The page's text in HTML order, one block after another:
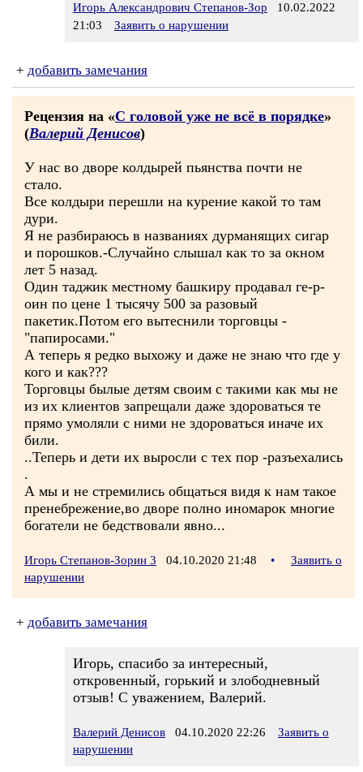
Игорь Александрович Степанов-Зор 10.02.2022
21:03
Заявить о нарушении
+ добавить замечания
Рецензия на «С головой уже не всё в порядке»
(Валерий Денисов)
У нас во дворе колдырей пьянства почти не
стало.
Все колдыри перешли на курение какой то там
дури.
Я не разбираюсь в названиях дурманящих сигар
и порошков.-Случайно слышал как то за окном
лет 5 назад.
Один таджик местному башкиру продавал ге-р-
оин по цене 1 тысячу 500 за разовый
пакетик.Потом его вытеснили торговцы -
"папиросами."
А теперь я редко выхожу и даже не знаю что где у
кого и как???
Торговцы былые детям своим с такими как мы не
из их клиентов запрещали даже здороваться те
прямо умоляли с ними не здороваться иначе их
били.
..Теперь и дети их выросли с тех пор -разъехались
.
А мы и не стремились общаться видя к нам такое
пренебрежение,во дворе полно иномарок многие
богатели не бедствовали явно...
Игорь Степанов-Зорин 3 04.10.2020 21:48 •
Заявить о
нарушении
+ добавить замечания
Игорь, спасибо за интересный,
откровенный, горький и злободневный
отзыв! С уважением, Валерий.
Валерий Денисов 04.10.2020 22:26
Заявить о
нарушении